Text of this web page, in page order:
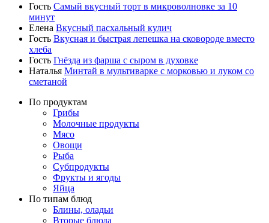
Гость Самый вкусный торт в микроволновке за 10
минут
Елена Вкусный пасхальный кулич
Гость Вкусная и быстрая лепешка на сковороде вместо
хлеба
Гость Гнёзда из фарша с сыром в духовке
Наталья Минтай в мультиварке с морковью и луком со
сметаной
По продуктам
Грибы
Молочные продукты
Мясо
Овощи
Рыба
Субпродукты
Фрукты и ягоды
Яйца
По типам блюд
Блины, оладьи
Вторые блюда